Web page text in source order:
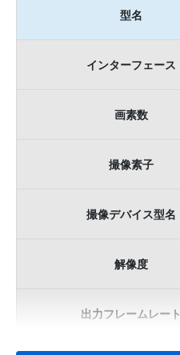
型名
インターフェース
画素数
撮像素子
撮像デバイス型名
解像度
出力フレームレート